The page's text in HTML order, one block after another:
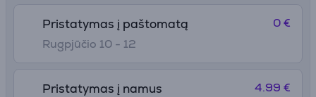
plakiklio priedas, 5-ių funkcijų maisto smulkintuvas su
klasikiniu peiliuku, minkymo peiliuku, mentele ir 3
grotelėmis
Pristatymas į paštomatą
Rugpjūčio 10 - 12
0 €
Pristatymas į namus 4.99 €